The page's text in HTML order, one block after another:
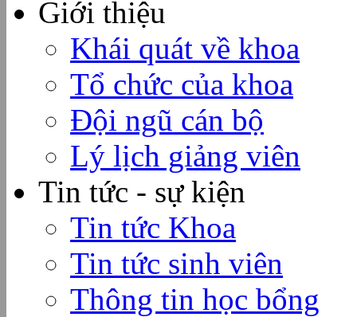
Giới thiệu
Khái quát về khoa
Tổ chức của khoa
Đội ngũ cán bộ
Lý lịch giảng viên
Tin tức - sự kiện
Tin tức Khoa
Tin tức sinh viên
Thông tin học bổng